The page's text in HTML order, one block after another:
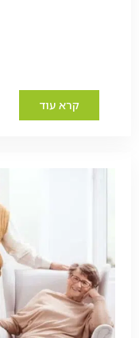
קרא עוד